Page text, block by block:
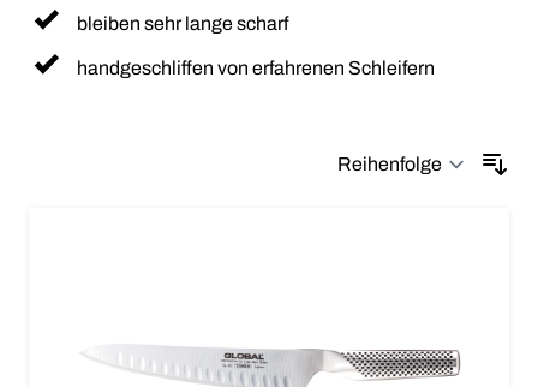
bleiben sehr lange scharf
handgeschliffen von erfahrenen Schleifern